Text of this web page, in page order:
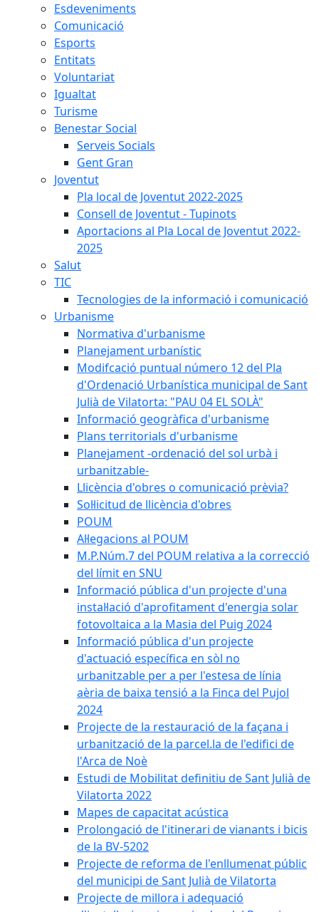
Esdeveniments
Comunicació
Esports
Entitats
Voluntariat
Igualtat
Turisme
Benestar Social
Serveis Socials
Gent Gran
Joventut
Pla local de Joventut 2022-2025
Consell de Joventut - Tupinots
Aportacions al Pla Local de Joventut 2022-
2025
Salut
TIC
Tecnologies de la informació i comunicació
Urbanisme
Normativa d'urbanisme
Planejament urbanístic
Modifcació puntual número 12 del Pla
d'Ordenació Urbanística municipal de Sant
Julià de Vilatorta: "PAU 04 EL SOLÀ"
Informació geogràfica d'urbanisme
Plans territorials d'urbanisme
Planejament -ordenació del sol urbà i
urbanitzable-
Llicència d'obres o comunicació prèvia?
Sol·licitud de llicència d'obres
POUM
Al·legacions al POUM
M.P.Núm.7 del POUM relativa a la correcció
del límit en SNU
Informació pública d'un projecte d'una
instal·lació d'aprofitament d'energia solar
fotovoltaica a la Masia del Puig 2024
Informació pública d'un projecte
d'actuació específica en sòl no
urbanitzable per a per l'estesa de línia
aèria de baixa tensió a la Finca del Pujol
2024
Projecte de la restauració de la façana i
urbanització de la parcel.la de l'edifici de
l'Arca de Noè
Estudi de Mobilitat definitiu de Sant Julià de
Vilatorta 2022
Mapes de capacitat acústica
Prolongació de l'itinerari de vianants i bicis
de la BV-5202
Projecte de reforma de l'enllumenat públic
del municipi de Sant Julià de Vilatorta
Projecte de millora i adequació